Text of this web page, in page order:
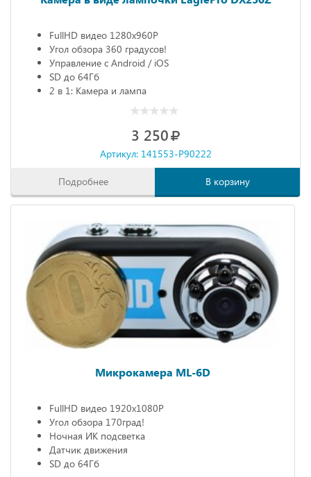
FullHD видео 1280х960P
Угол обзора 360 градусов!
Управление с Android / iOS
SD до 64Гб
2 в 1: Камера и лампа
3 250
Артикул: 141553-P90222
Подробнее В корзину
Микрокамера ML-6D
FullHD видео 1920х1080P
Угол обзора 170град!
Ночная ИК подсветка
Датчик движения
SD до 64Гб